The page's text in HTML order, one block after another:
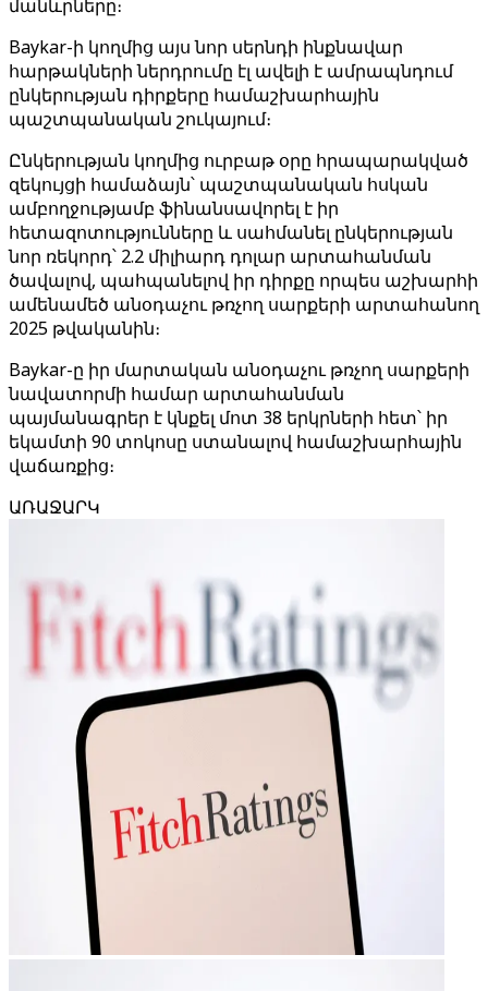
մանևրները։
Baykar-ի կողմից այս նոր սերնդի ինքնավար
հարթակների ներդրումը էլ ավելի է ամրապնդում
ընկերության դիրքերը համաշխարհային
պաշտպանական շուկայում։
Ընկերության կողմից ուրբաթ օրը հրապարակված
զեկույցի համաձայն՝ պաշտպանական հսկան
ամբողջությամբ ֆինանսավորել է իր
հետազոտությունները և սահմանել ընկերության
նոր ռեկորդ՝ 2.2 միլիարդ դոլար արտահանման
ծավալով, պահպանելով իր դիրքը որպես աշխարհի
ամենամեծ անօդաչու թռչող սարքերի արտահանող
2025 թվականին։
Baykar-ը իր մարտական ​​անօդաչու թռչող սարքերի
նավատորմի համար արտահանման
պայմանագրեր է կնքել մոտ 38 երկրների հետ՝ իր
եկամտի 90 տոկոսը ստանալով համաշխարհային
վաճառքից։
ԱՌԱՋԱՐԿ